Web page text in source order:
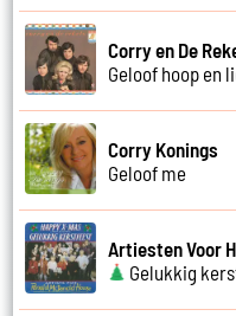
Corry en De
Geloof hoop en
Corry Konings
Geloof me
Artiesten Voor
Gelukkig